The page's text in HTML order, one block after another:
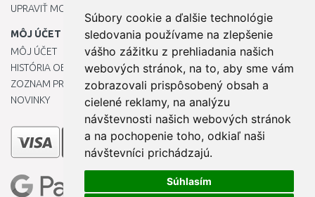
Súbory cookie a ďalšie technológie
sledovania používame na zlepšenie
vášho zážitku z prehliadania našich
webových stránok, na to, aby sme vám
zobrazovali prispôsobený obsah a
cielené reklamy, na analýzu
návštevnosti našich webových stránok
a na pochopenie toho, odkiaľ naši
návštevníci prichádzajú.
Súhlasím
UPRAVIŤ MOJE PREDVOĽBY COOKIES
MÔJ ÚČET
MÔJ ÚČET
HISTÓRIA OBJEDNÁVOK
ZOZNAM PRIANÍ
NOVINKY